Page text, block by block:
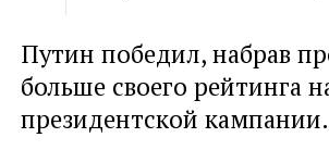
Путин победил, набрав
больше своего рейтинга
президентской кампании.